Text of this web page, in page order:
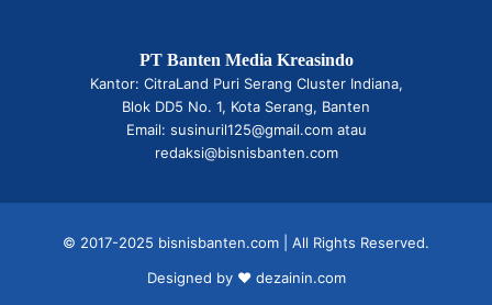
PT Banten Media Kreasindo
Kantor: CitraLand Puri Serang Cluster Indiana,
Blok DD5 No. 1, Kota Serang, Banten
Email: susinuril125@gmail.com atau
redaksi@bisnisbanten.com
© 2017-2025 bisnisbanten.com | All Rights Reserved.
Designed by ❤ dezainin.com